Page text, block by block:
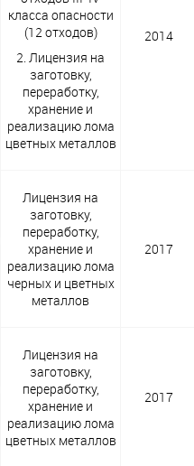
класса опасности
(12 отходов)
2. Лицензия на
заготовку,
переработку,
хранение и
реализацию лома
цветных металлов
2014
Лицензия на
заготовку,
переработку,
хранение и
реализацию лома
черных и цветных
металлов
2017
Лицензия на
заготовку,
переработку,
хранение и
реализацию лома
цветных металлов
2017